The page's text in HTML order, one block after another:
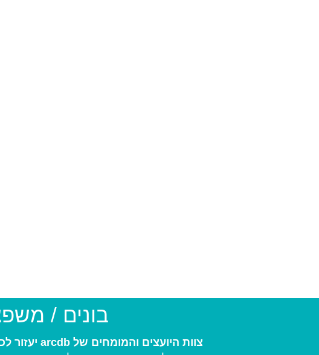
בונים /
צוות היועצים והמומחים של arcdb יעזור לכם למצוא את בעל המקצוע המתאים ביותר עבורכם: